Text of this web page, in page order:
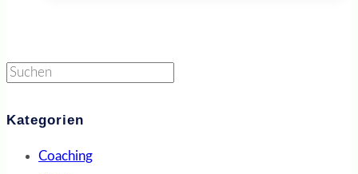
Suchen
Kategorien
Coaching